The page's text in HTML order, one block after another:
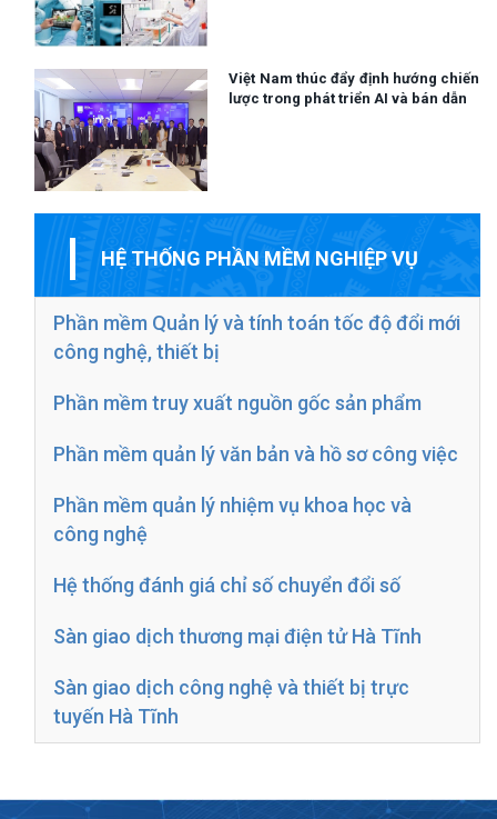
Việt Nam thúc đẩy định hướng chiến
lược trong phát triển AI và bán dẫn
HỆ THỐNG PHẦN MỀM NGHIỆP VỤ
Phần mềm Quản lý và tính toán tốc độ đổi mới
công nghệ, thiết bị
Phần mềm truy xuất nguồn gốc sản phẩm
Phần mềm quản lý văn bản và hồ sơ công việc
Phần mềm quản lý nhiệm vụ khoa học và
công nghệ
Hệ thống đánh giá chỉ số chuyển đổi số
Sàn giao dịch thương mại điện tử Hà Tĩnh
Sàn giao dịch công nghệ và thiết bị trực
tuyến Hà Tĩnh